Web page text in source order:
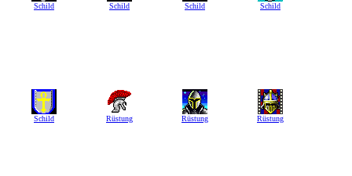
Schild Schild Schild Schild
Schild Rüstung Rüstung Rüstung